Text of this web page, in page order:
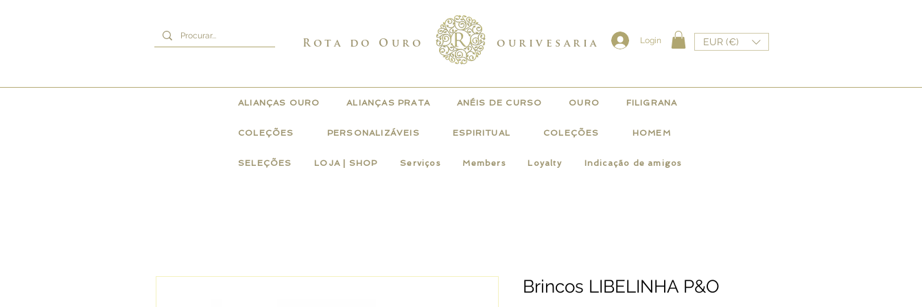
Rota do Ouro ourivesaria Login EUR (€)
ALIANÇAS OURO ALIANÇAS PRATA ANÉIS DE CURSO OURO FILIGRANA
COLEÇÕES PERSONALIZÁVEIS ESPIRITUAL COLEÇÕES HOMEM
SELEÇÕES LOJA | SHOP Serviços Members Loyalty Indicação de amigos
Brincos LIBELINHA P&O